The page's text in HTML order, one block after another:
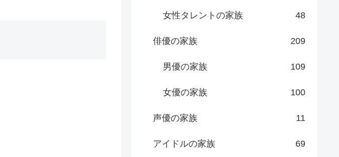
女性タレントの家族 48
俳優の家族 209
男優の家族 109
女優の家族 100
声優の家族 11
アイドルの家族 69